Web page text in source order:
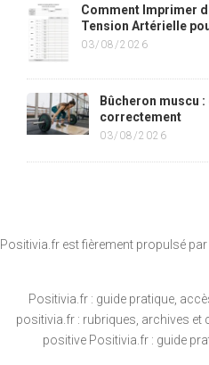
Comment Imprimer
Tension Artérielle
03/08/2026
Bûcheron muscu
correctement
03/08/2026
Positivia.fr est fièrement propulsé par
Positivia.fr : guide pratique,
positivia.fr : rubriques, archives et
positive Positivia.fr : guide